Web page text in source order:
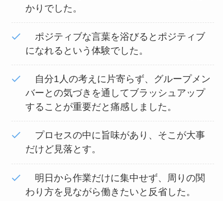
かりでした。
ポジティブな言葉を浴びるとポジティブ
になれるという体験でした。
自分1人の考えに片寄らず、グループメン
バーとの気づきを通してブラッシュアップ
することが重要だと痛感しました。
プロセスの中に旨味があり、そこが大事
だけど見落とす。
明日から作業だけに集中せず、周りの関
わり方を見ながら働きたいと反省した。